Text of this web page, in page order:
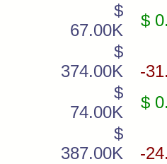
$
67.00K
$
$
374.00K
-
$
74.00K
$
$
387.00K
-